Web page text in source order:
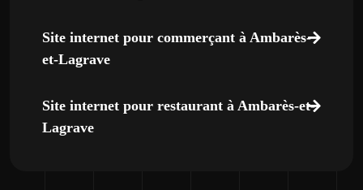
Site internet pour commerçant à Ambarès-
et-Lagrave
Site internet pour restaurant à Ambarès-et-
Lagrave